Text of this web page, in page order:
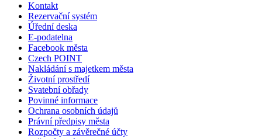
Kontakt
Rezervační systém
Úřední deska
E-podatelna
Facebook města
Czech POINT
Nakládání s majetkem města
Životní prostředí
Svatební obřady
Povinné informace
Ochrana osobních údajů
Právní předpisy města
Rozpočty a závěrečné účty